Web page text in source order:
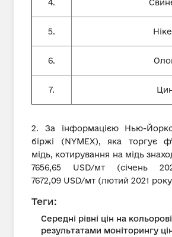
4.
5.
6.
7.
2. За інформацією Нью-
біржі (NYMEX), яка торгує
мідь, котирування на мідь
7656,65 USD/мт (січень
7672,09 USD/мт (лютий 2021
Теги:
Середні рівні цін на
результатами моніторингу